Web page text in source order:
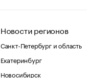
Новости регионов
Санкт-Петербург и область
Екатеринбург
Новосибирск